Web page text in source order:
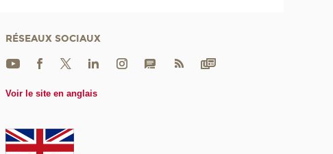
RÉSEAUX SOCIAUX
Voir le site en anglais